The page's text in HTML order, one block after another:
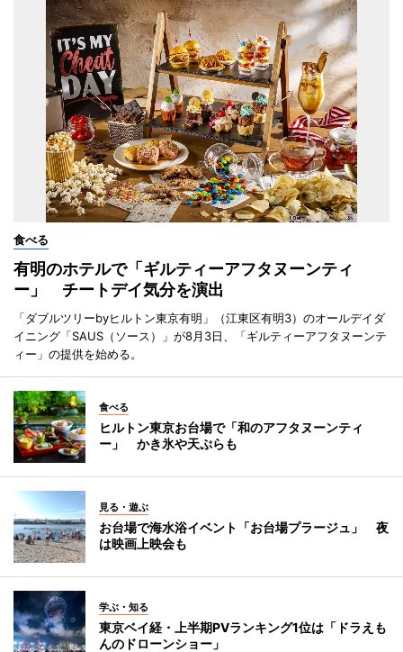
食べる
有明のホテルで「ギルティーアフタヌーンティ
ー」 チートデイ気分を演出
「ダブルツリーbyヒルトン東京有明」（江東区有明3）のオールデイダ
イニング「SAUS（ソース）」が8月3日、「ギルティーアフタヌーンテ
ィー」の提供を始める。
食べる
ヒルトン東京お台場で「和のアフタヌーンティ
ー」 かき氷や天ぷらも
見る・遊ぶ
お台場で海水浴イベント「お台場プラージュ」 夜
は映画上映会も
学ぶ・知る
東京ベイ経・上半期PVランキング1位は「ドラえも
んのドローンショー」